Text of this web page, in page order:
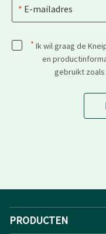
E-mailadres
* Ik wil graag de
en
gebruikt
PRODUCTEN